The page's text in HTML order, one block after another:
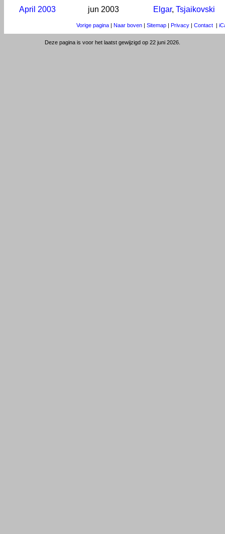
April 2003
jun 2003 Elgar, Tsjaikovski
Vorige pagina | Naar boven | Sitemap | Privacy | Contact |
Deze pagina is voor het laatst gewijzigd op 22 juni 2026.